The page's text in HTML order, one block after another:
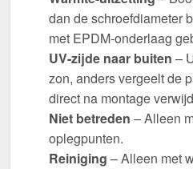
dan de schroefdiameter
met EPDM-onderlaag
UV-zijde naar buiten –
zon, anders vergeelt de
direct na montage
Niet betreden – Alleen
oplegpunten.
Reiniging – Alleen met